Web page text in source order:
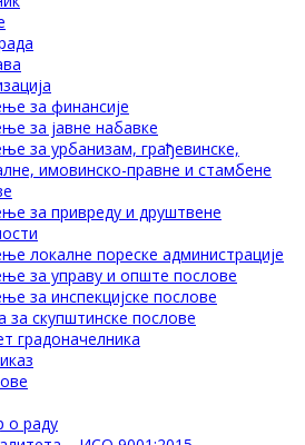
за финансије
за јавне набавке
за урбанизам, грађевинске,
имовинско-правне и стамбене
за привреду и друштвене
локалне пореске администрације
за управу и опште послове
за инспекцијске послове
за скупштинске послове
градоначелника
о раду